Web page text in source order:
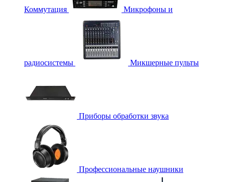
Коммутация Микрофоны и
радиосистемы Микшерные пульты
Приборы обработки звука
Профессиональные наушники